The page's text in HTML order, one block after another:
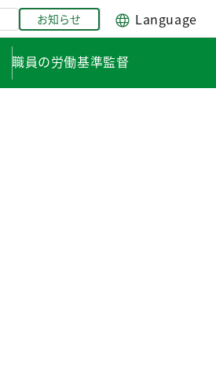
お知らせ Language
職員の労働基準監督